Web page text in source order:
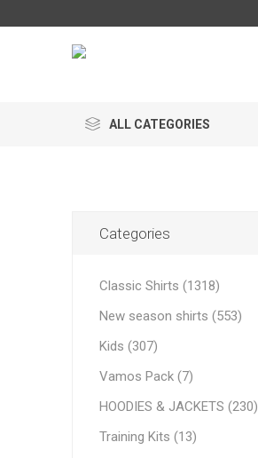
ALL CATEGORIES
Categories
Classic Shirts (1318)
New season shirts (553)
Kids (307)
Vamos Pack (7)
HOODIES & JACKETS (230)
Training Kits (13)